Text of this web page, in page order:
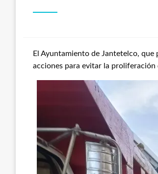
El Ayuntamiento de Jantetelco,
acciones para evitar la proliferación